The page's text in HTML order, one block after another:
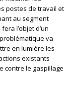
postes de travail et
au segment
l’objet d’un
va
en lumière les
existants
contre le gaspillage